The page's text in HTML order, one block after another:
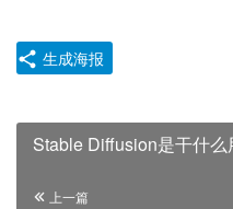
生成海报
Stable Diffusion是干什
上一篇